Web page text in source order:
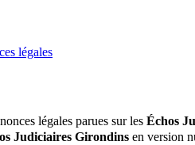
légales
légales parues sur les Échos
Judiciaires Girondins en version